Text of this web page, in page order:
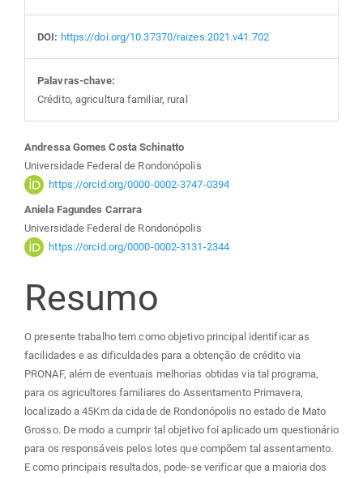
DOI: https://doi.org/10.37370/raizes.2021.v41.702
Palavras-chave:
Crédito, agricultura familiar, rural
Conteúdo
do
artigo
principal
Andressa Gomes Costa Schinatto
Universidade Federal de Rondonópolis
https://orcid.org/0000-0002-3747-0394
Aniela Fagundes Carrara
Universidade Federal de Rondonópolis
https://orcid.org/0000-0002-3131-2344
Resumo
O presente trabalho tem como objetivo principal identificar as
facilidades e as dificuldades para a obtenção de crédito via
PRONAF, além de eventuais melhorias obtidas via tal programa,
para os agricultores familiares do Assentamento Primavera,
localizado a 45Km da cidade de Rondonópolis no estado de Mato
Grosso. De modo a cumprir tal objetivo foi aplicado um questionário
para os responsáveis pelos lotes que compõem tal assentamento.
E como principais resultados, pode-se verificar que a maioria dos